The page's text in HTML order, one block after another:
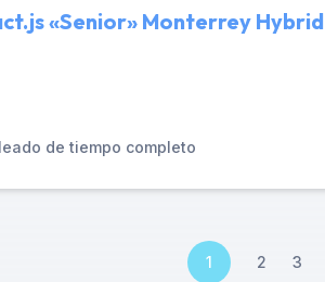
«Senior» Monterrey Hybrid
de tiempo completo
1 2 3